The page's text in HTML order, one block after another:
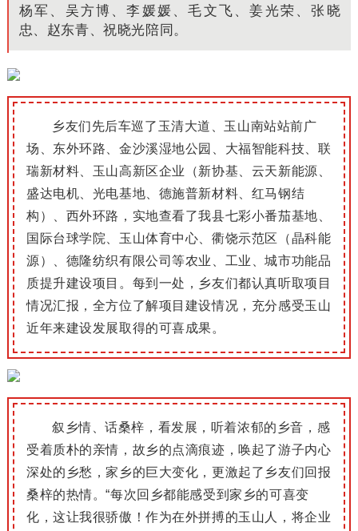
杨军 、 吴方博、李媛媛、毛文飞、姜光荣、张晓
忠、赵东青、祝晓光陪同。
乡友们先后车巡了玉清大道、玉山南站站前广
场、东外环路、 金沙溪湿地公园
、大福智能科技、联
瑞新材料、玉山高新区企业（新协基、云天新能源、
盛达电机、光电基地、德施普新材料、红马钢结
构）、西外环路，实地查看了我县七彩小番茄基地、
国际台球学院、玉山体育中心 、衢饶示范区（晶科能
源）
、德隆纺织有限公司等农业、工业、城市功能品
质提升建设项目。 每到一处，乡友们都认真听取项目
情况汇报，全方位了解项目建设情况，充分感受玉山
近年来建设发展取得的可喜成果。
叙乡情、话桑梓，看发展 ， 听着浓郁的乡音，感
受着质朴的亲情，故乡的点滴痕迹，唤起了游子内心
深处的乡愁 ，家乡的巨大变化，更激起了乡友们回报
桑梓的热情。“每次回乡都能感受到家乡的可喜变
化，这让我很骄傲！作为在外拼搏的玉山 人，将企业